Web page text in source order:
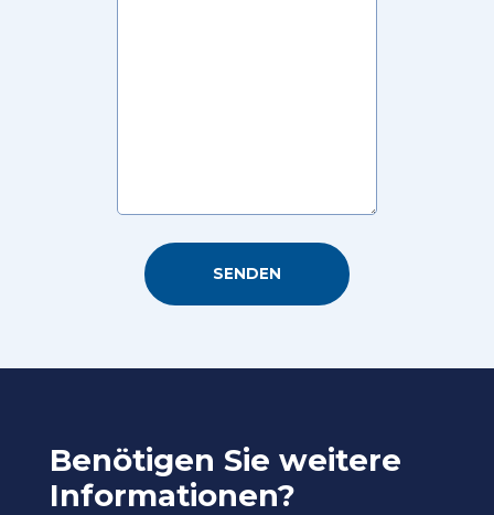
Benötigen Sie weitere
Informationen?